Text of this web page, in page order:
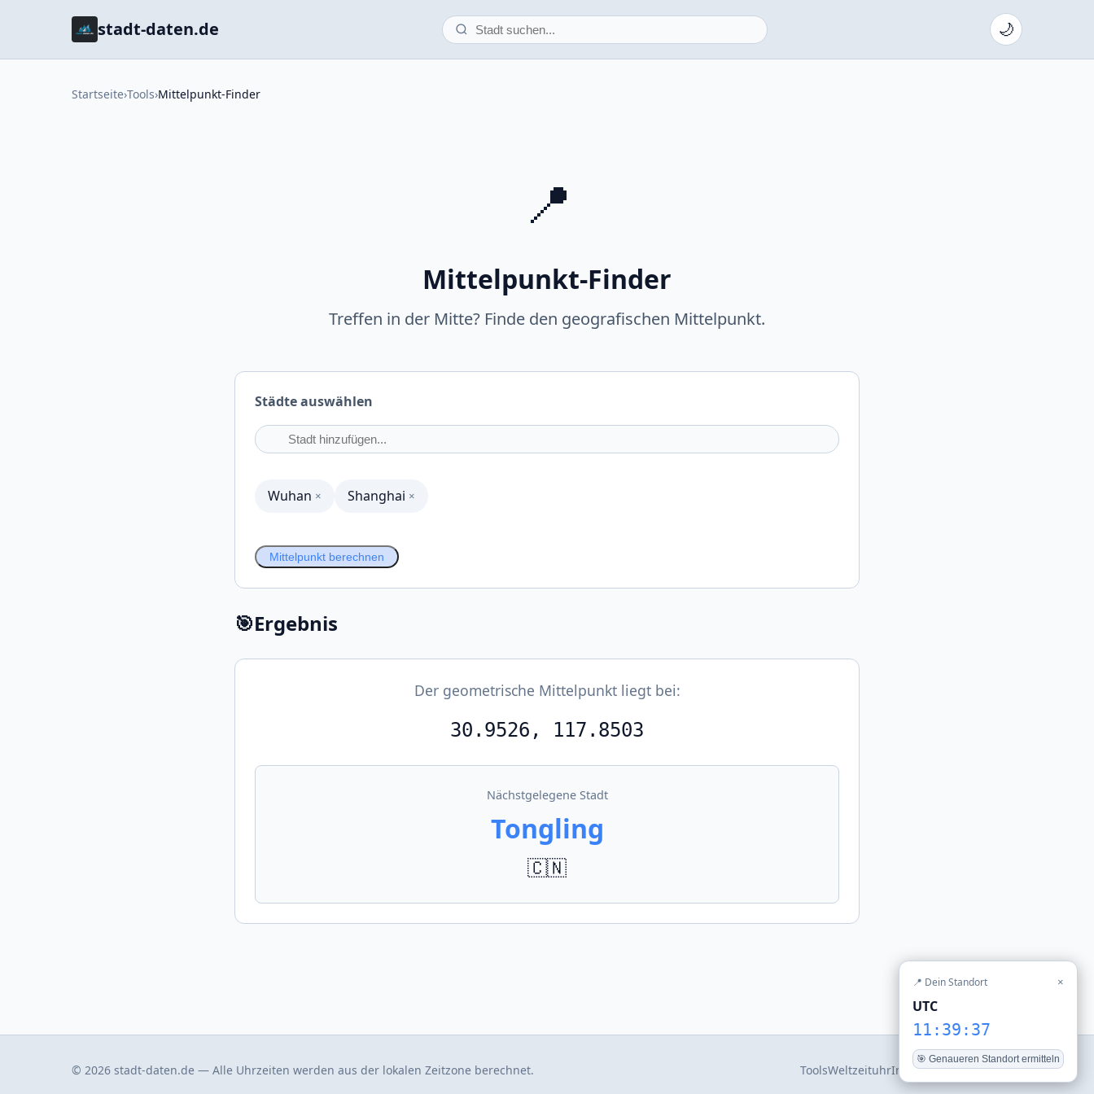
stadt-daten.de 🌙
Startseite›Tools›Mittelpunkt-Finder
📍
Mittelpunkt-Finder
Treffen in der Mitte? Finde den geografischen Mittelpunkt.
Städte auswählen
Wuhan × Shanghai ×
Mittelpunkt berechnen
🎯Ergebnis
Der geometrische Mittelpunkt liegt bei:
30.9526, 117.8503
Nächstgelegene Stadt
Tongling
🇨🇳
© 2026 stadt-daten.de — Alle Uhrzeiten werden aus der lokalen Zeitzone berechnet. ToolsWeltzeituhrImpressumDatenschutz
📍 Dein Standort ×
UTC
11:39:37
🎯 Genaueren Standort ermitteln